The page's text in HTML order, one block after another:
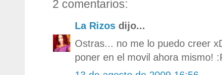
2 comentarios:
La Rizos dijo...
Ostras... no me lo puedo creer
poner en el movil ahora mismo!